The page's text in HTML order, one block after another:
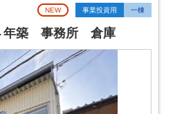
NEW 事業投資用 一棟
年築 事務所 倉庫